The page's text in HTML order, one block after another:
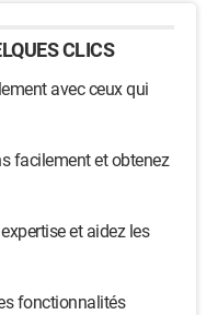
CLICS
avec ceux qui
facilement et obtenez
et aidez les
fonctionnalités